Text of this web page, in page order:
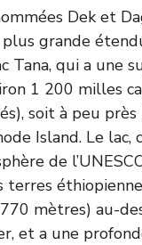
Dek et
grande
Tana, qui a une
1 200 milles
soit à peu
Island. Le lac,
de
terres
mètres) au-
et a une